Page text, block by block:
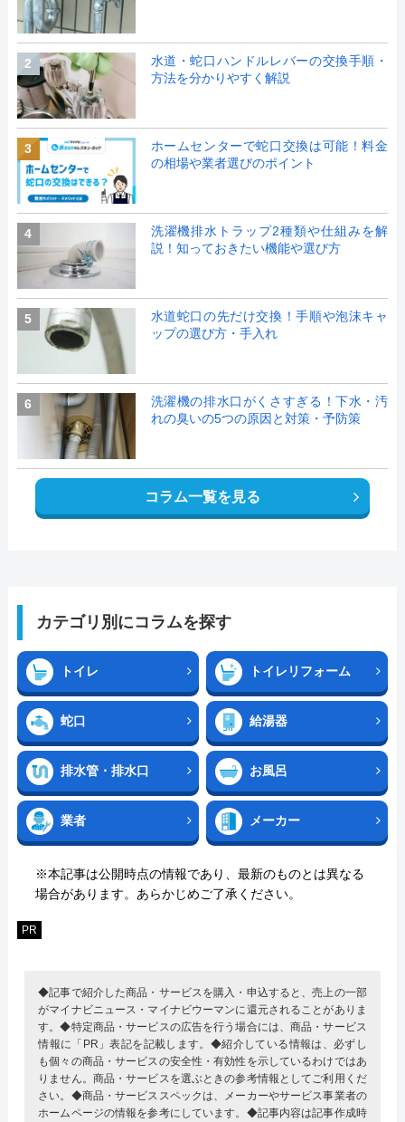
2
水道・蛇口ハンドルレバーの交換手順・
方法を分かりやすく解説
3
ホームセンターで蛇口交換は可能！料金
の相場や業者選びのポイント
4
洗濯機排水トラップ2種類や仕組みを解
説！知っておきたい機能や選び方
5
水道蛇口の先だけ交換！手順や泡沫キャ
ップの選び方・手入れ
6
洗濯機の排水口がくさすぎる！下水・汚
れの臭いの5つの原因と対策・予防策
コラム一覧を見る
カテゴリ別にコラムを探す
トイレ トイレリフォーム
蛇口 給湯器
排水管・排水口 お風呂
業者 メーカー
※本記事は公開時点の情報であり、最新のものとは異なる
場合があります。あらかじめご了承ください。
PR
◆記事で紹介した商品・サービスを購入・申込すると、売上の一部
がマイナビニュース・マイナビウーマンに還元されることがありま
す。◆特定商品・サービスの広告を行う場合には、商品・サービス
情報に「PR」表記を記載します。◆紹介している情報は、必ずし
も個々の商品・サービスの安全性・有効性を示しているわけではあ
りません。商品・サービスを選ぶときの参考情報としてご利用くだ
さい。◆商品・サービススペックは、メーカーやサービス事業者の
ホームページの情報を参考にしています。◆記事内容は記事作成時